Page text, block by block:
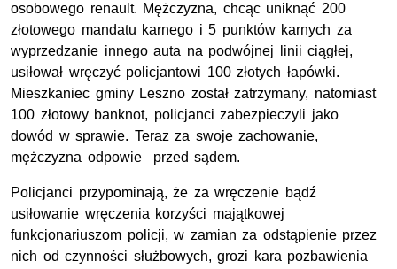
osobowego renault. Mężczyzna, chcąc uniknąć 200
złotowego mandatu karnego i 5 punktów karnych za
wyprzedzanie innego auta na podwójnej linii ciągłej,
usiłował wręczyć policjantowi 100 złotych łapówki.
Mieszkaniec gminy Leszno został zatrzymany, natomiast
100 złotowy banknot, policjanci zabezpieczyli jako
dowód w sprawie. Teraz za swoje zachowanie,
mężczyzna odpowie przed sądem.
Policjanci przypominają, że za wręczenie bądź
usiłowanie wręczenia korzyści majątkowej
funkcjonariuszom policji, w zamian za odstąpienie przez
nich od czynności służbowych, grozi kara pozbawienia